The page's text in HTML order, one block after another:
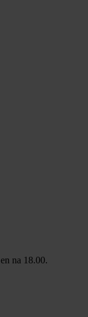
na 18.00.